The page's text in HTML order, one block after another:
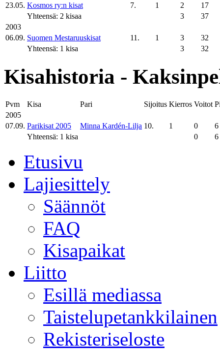
23.05. Kosmos ry:n kisat 7. 1 2
17
Yhteensä: 2 kisaa
3
37
2003
06.09. Suomen Mestaruuskisat 11. 1 3
32
Yhteensä: 1 kisa
3 32
Kisahistoria -
Pvm Kisa Pari Sijoitus Kierros Voitot
2005
07.09. Parikisat 2005 Minna Kardén-Lilja 10. 1 0
6
Yhteensä: 1 kisa
0 6
Etusivu
Lajiesittely
Säännöt
FAQ
Kisapaikat
Liitto
Esillä mediassa
Taistelupetankkilainen
Rekisteriseloste